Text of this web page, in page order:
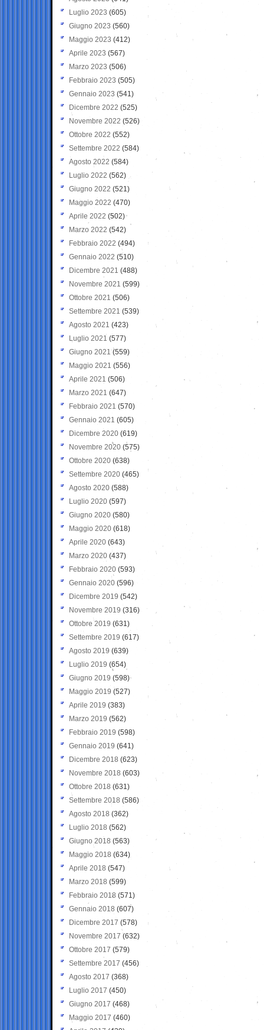
Luglio 2023 (605)
Giugno 2023 (560)
Maggio 2023 (412)
Aprile 2023 (567)
Marzo 2023 (506)
Febbraio 2023 (505)
Gennaio 2023 (541)
Dicembre 2022 (525)
Novembre 2022 (526)
Ottobre 2022 (552)
Settembre 2022 (584)
Agosto 2022 (584)
Luglio 2022 (562)
Giugno 2022 (521)
Maggio 2022 (470)
Aprile 2022 (502)
Marzo 2022 (542)
Febbraio 2022 (494)
Gennaio 2022 (510)
Dicembre 2021 (488)
Novembre 2021 (599)
Ottobre 2021 (506)
Settembre 2021 (539)
Agosto 2021 (423)
Luglio 2021 (577)
Giugno 2021(559)
Maggio 2021 (556)
Aprile 2021 (506)
Marzo 2021 (647)
Febbraio 2021 (570)
Gennaio 2021 (605)
Dicembre 2020 (619)
Novembre 2020 (575)
Ottobre 2020 (638)
Settembre 2020(465)
Agosto 2020 (588)
Luglio 2020 (597)
Giugno 2020 (580)
Maggio 2020 (618)
Aprile 2020 (643)
Marzo 2020 (437)
Febbraio 2020 (593)
Gennaio 2020 (596)
Dicembre 2019 (542)
Novembre 2019 (316)
Ottobre 2019 (631)
Settembre 2019 (617)
Agosto 2019 (639)
Luglio 2019 (654)
Giugno 2019 (598)
Maggio 2019 (527)
Aprile 2019 (383)
Marzo 2019 (562)
Febbraio 2019 (598)
Gennaio 2019 (641)
Dicembre 2018 (623)
Novembre 2018 (603)
Ottobre 2018 (631)
Settembre 2018 (586)
Agosto 2018 (362)
Luglio 2018 (562)
Giugno 2018 (563)
Maggio 2018 (634)
Aprile 2018 (547)
Marzo 2018 (599)
Febbraio 2018 (571)
Gennaio 2018 (607)
Dicembre 2017 (578)
Novembre 2017 (632)
Ottobre 2017 (579)
Settembre 2017 (456)
Agosto 2017 (368)
Luglio 2017 (450)
Giugno 2017 (468)
Maggio 2017 (460)